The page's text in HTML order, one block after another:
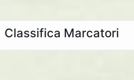
Classifica Marcatori